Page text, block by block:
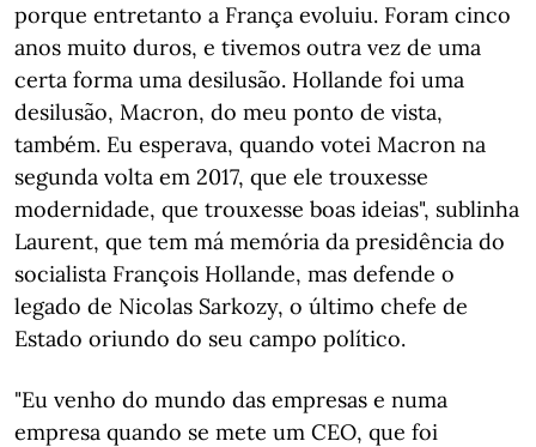
porque entretanto a França evoluiu. Foram cinco
anos muito duros, e tivemos outra vez de uma
certa forma uma desilusão. Hollande foi uma
desilusão, Macron, do meu ponto de vista,
também. Eu esperava, quando votei Macron na
segunda volta em 2017, que ele trouxesse
modernidade, que trouxesse boas ideias", sublinha
Laurent, que tem má memória da presidência do
socialista François Hollande, mas defende o
legado de Nicolas Sarkozy, o último chefe de
Estado oriundo do seu campo político.
"Eu venho do mundo das empresas e numa
empresa quando se mete um CEO, que foi